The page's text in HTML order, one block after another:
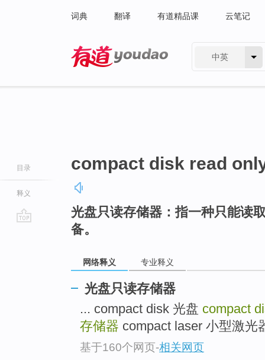
词典 翻译 有道精品课 云笔记
中英
目录
释义
compact disk read
光盘只读存储器：指一种只能读
备。
网络释义 专业释义
光盘只读存储器
... compact disk 光盘 compact
存储器 compact laser 小型激光
基于160个网页-相关网页